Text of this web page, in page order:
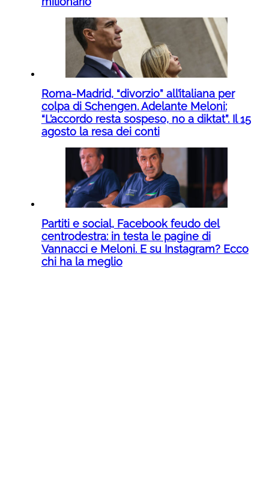
Roma-Madrid, “divorzio” all’italiana per
colpa di Schengen. Adelante Meloni:
“L’accordo resta sospeso, no a diktat”. Il 15
agosto la resa dei conti
Partiti e social, Facebook feudo del
centrodestra: in testa le pagine di
Vannacci e Meloni. E su Instagram? Ecco
chi ha la meglio